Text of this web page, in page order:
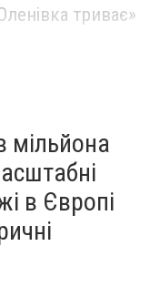
триває»
мільйона
в Європі